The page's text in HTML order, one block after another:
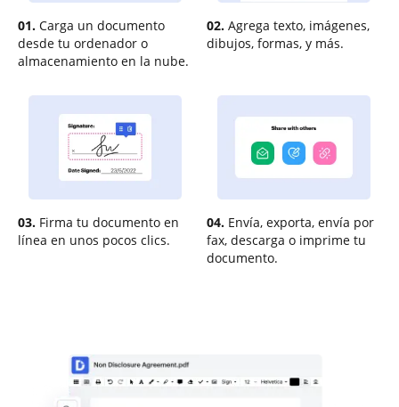
01. Carga un documento
desde tu ordenador o
almacenamiento en la nube.
02. Agrega texto, imágenes,
dibujos, formas, y más.
03. Firma tu documento en
línea en unos pocos clics.
04. Envía, exporta, envía por
fax, descarga o imprime tu
documento.